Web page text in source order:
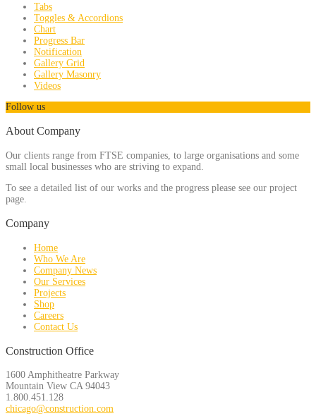
Tabs
Toggles & Accordions
Chart
Progress Bar
Notification
Gallery Grid
Gallery Masonry
Videos
Follow us
About Company
Our clients range from FTSE companies, to large organisations and some
small local businesses who are striving to expand.
To see a detailed list of our works and the progress please see our project
page.
Company
Home
Who We Are
Company News
Our Services
Projects
Shop
Careers
Contact Us
Construction Office
1600 Amphitheatre Parkway
Mountain View CA 94043
1.800.451.128
chicago@construction.com